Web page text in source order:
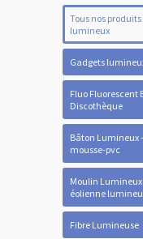
Tous nos produits
lumineux
Gadgets
Fluo Fluorescent
Discothèque
Bâton Lumineux
mousse-pvc
Moulin
éolienne
Fibre Lumineuse